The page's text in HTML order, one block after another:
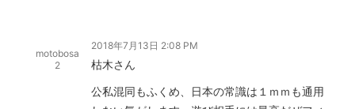
motobosa
2
2018年7月13日 2:08 PM
枯木さん
公私混同もふくめ、日本の常識は１ｍｍも通用